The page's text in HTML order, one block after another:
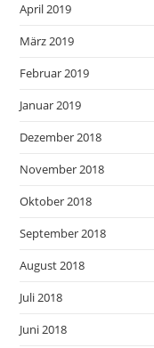
April 2019
März 2019
Februar 2019
Januar 2019
Dezember 2018
November 2018
Oktober 2018
September 2018
August 2018
Juli 2018
Juni 2018